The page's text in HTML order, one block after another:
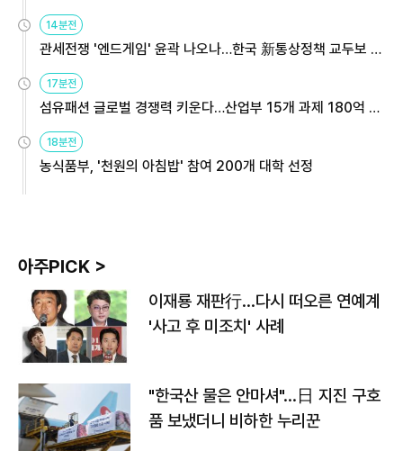
14분전
관세전쟁 '엔드게임' 윤곽 나오나…한국 新통상정책 교두보 활
용해야
17분전
섬유패션 글로벌 경쟁력 키운다…산업부 15개 과제 180억 지
원
18분전
농식품부, '천원의 아침밥' 참여 200개 대학 선정
아주PICK >
이재룡 재판行…다시 떠오른 연예계
'사고 후 미조치' 사례
"한국산 물은 안마셔"…日 지진 구호
품 보냈더니 비하한 누리꾼